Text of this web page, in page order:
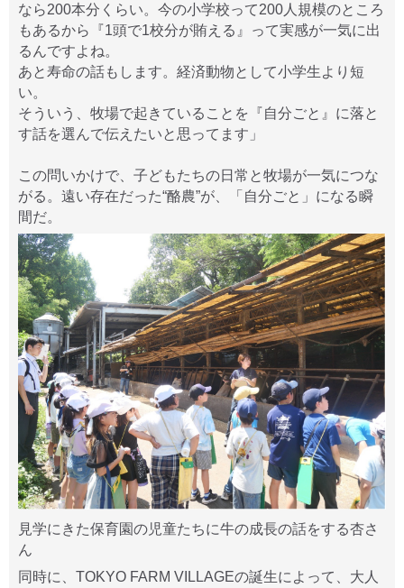
なら200本分くらい。今の小学校って200人規模のところ
もあるから『1頭で1校分が賄える』って実感が一気に出
るんですよね。
あと寿命の話もします。経済動物として小学生より短
い。
そういう、牧場で起きていることを『自分ごと』に落と
す話を選んで伝えたいと思ってます」
この問いかけで、子どもたちの日常と牧場が一気につな
がる。遠い存在だった“酪農”が、「自分ごと」になる瞬
間だ。
見学にきた保育園の児童たちに牛の成長の話をする杏さ
ん
同時に、TOKYO FARM VILLAGEの誕生によって、大人